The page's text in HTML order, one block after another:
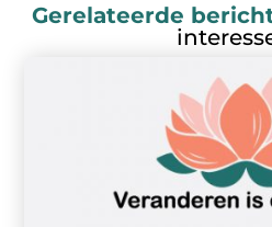
Gerelateerde